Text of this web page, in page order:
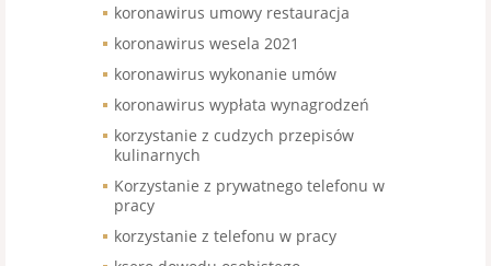
koronawirus umowy restauracja
koronawirus wesela 2021
koronawirus wykonanie umów
koronawirus wypłata wynagrodzeń
korzystanie z cudzych przepisów
kulinarnych
Korzystanie z prywatnego telefonu w
pracy
korzystanie z telefonu w pracy